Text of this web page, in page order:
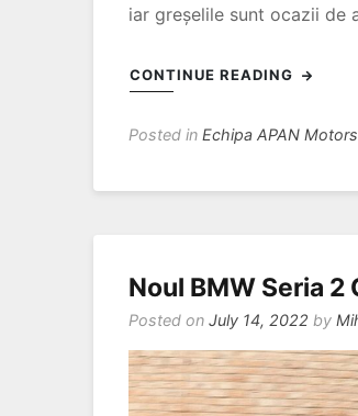
iar greșelile sunt ocazii de
CONTINUE READING
Posted in Echipa APAN Motors
Noul BMW Seria
Posted on July 14, 2022 by